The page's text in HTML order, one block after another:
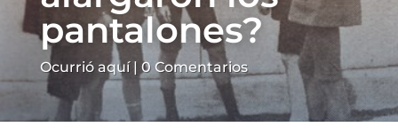
pantalones?
Ocurrió aquí| 0 Comentarios